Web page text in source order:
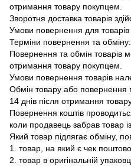
отримання товару покупцем.
Зворотня доставка товарів
Умови повернення для товарів
Терміни повернення та обміну:
Повернення та обмін товарів
отримання товару покупцем.
Умови повернення товарів
Обмін товару або повернення
14 днів після отримання
Повернення коштів
коли продавець забрав товар
Який товар підлягає обміну,
1. товар, на який є чек
2. товар в оригінальній